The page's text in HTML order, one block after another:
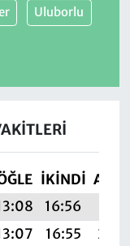
Uluborlu
İKINDI
16:56
16:55